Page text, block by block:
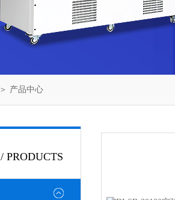
＞ 产品中心
/ PRODUCTS